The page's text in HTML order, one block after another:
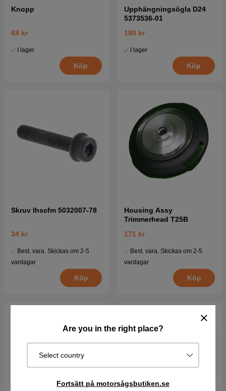
Are you in the right place?
Select country
Fortsätt på motorsågsbutiken.se
Knopp
69 kr
I lager
Köp
Upphängningsögla D24
5373536-01
180 kr
I lager
Köp
Skruv Ihscfm 5032007-78
34 kr
Best. vara. Skickas om 2-5
vardagar
Köp
Housing Assy
Trimmerhead T25B
171 kr
Best. vara. Skickas om 2-5
vardagar
Köp